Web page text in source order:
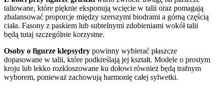
taliowane, które pięknie eksponują wcięcie w talii oraz pomagają
zbalansować proporcje między szerszymi biodrami a górną częścią
ciała. Fasony z paskiem lub subtelnymi zdobieniami wokół talii
będą tutaj szczególnie korzystne.
Osoby o figurze klepsydry powinny wybierać płaszcze
dopasowane w talii, które podkreślają jej kształt. Modele o prostym
kroju lub lekko rozkloszowane ku dołowi również będą trafnym
wyborem, ponieważ zachowują harmonię całej sylwetki.